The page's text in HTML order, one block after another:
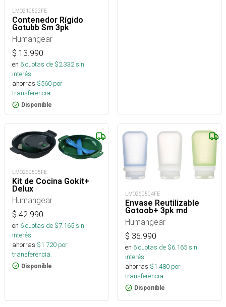
LMO210522FE
Contenedor Rígido
Gotubb Sm 3pk
Humangear
$ 13.990
en 6cuotas de $2.332sin
interés
ahorras $560 por
transferencia.
Disponible
LMO260505FE
Kit de Cocina Gokit+
Delux
Humangear
$ 42.990
en 6cuotas de $7.165sin
interés
ahorras $1.720 por
transferencia.
Disponible
LMO260504FE
Envase Reutilizable
Gotoob+ 3pk md
Humangear
$ 36.990
en 6cuotas de $6.165sin
interés
ahorras $1.480 por
transferencia.
Disponible